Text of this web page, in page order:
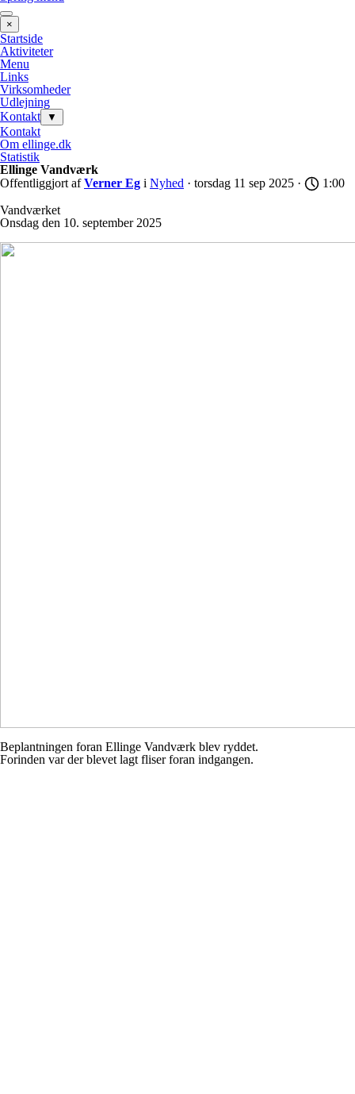
×
Startside
Aktiviteter
Menu
Links
Virksomheder
Udlejning
Kontakt
▼
Kontakt
Om ellinge.dk
Statistik
Ellinge Vandværk
Offentliggjort afVerner Eg i Nyhed · torsdag 11 sep 2025 · 1:00
Vandværket
Onsdag den 10. september 2025
Beplantningen foran Ellinge Vandværk blev ryddet.
Forinden var der blevet lagt fliser foran indgangen.